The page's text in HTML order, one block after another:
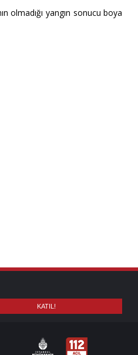
olmadığı yangın sonucu boya